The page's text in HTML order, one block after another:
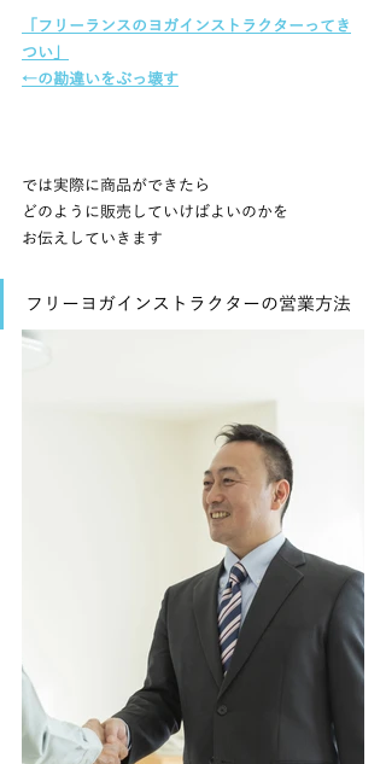
「フリーランスのヨガインストラクターってき
つい」
←の勘違いをぶっ壊す
では実際に商品ができたら
どのように販売していけばよいのかを
お伝えしていきます
フリーヨガインストラクターの営業方法